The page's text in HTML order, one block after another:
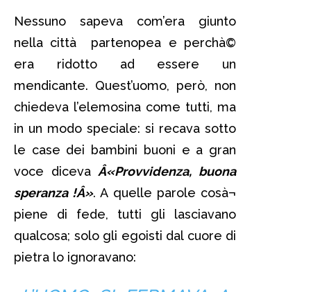
Nessuno sapeva com’era giunto
nella città partenopea e perchà©
era ridotto ad essere un
mendicante. Quest’uomo, però, non
chiedeva l’elemosina come tutti, ma
in un modo speciale: si recava sotto
le case dei bambini buoni e a gran
voce diceva Â«Provvidenza, buona
speranza !Â». A quelle parole cosà¬
piene di fede, tutti gli lasciavano
qualcosa; solo gli egoisti dal cuore di
pietra lo ignoravano: